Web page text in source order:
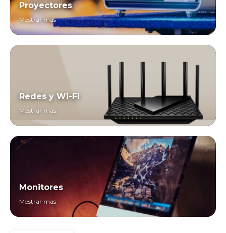
Proyectores
Mostrar más
Redes y Wi-Fi
Mostrar más
Monitores
Mostrar más